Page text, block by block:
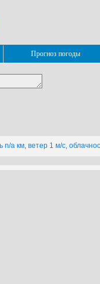
Прогноз погоды
n/a км, ветер 1 м/с,